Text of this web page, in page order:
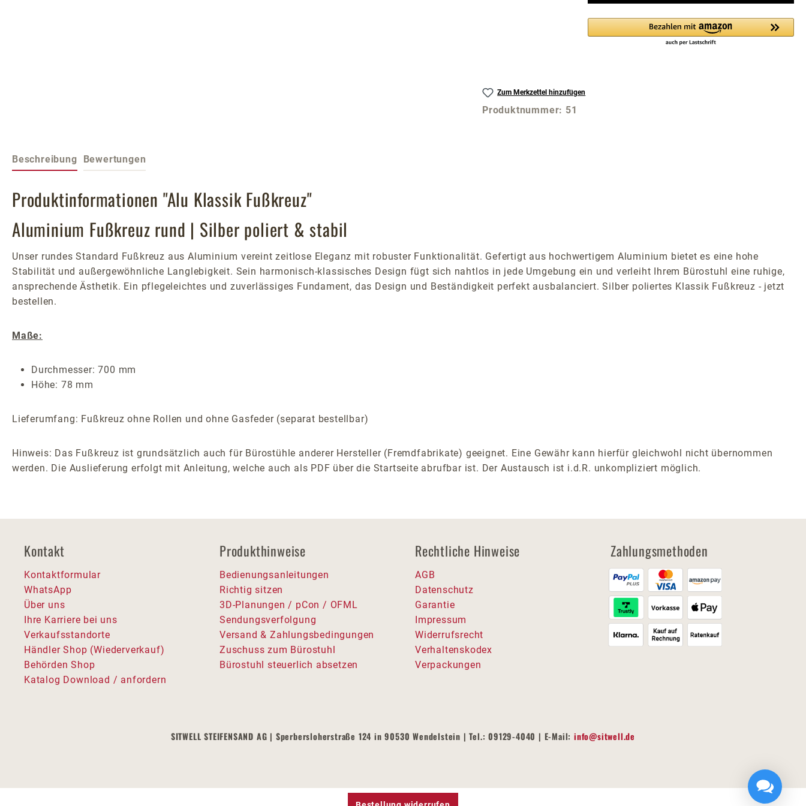
Zum Merkzettel hinzufügen
Produktnummer: 51
Beschreibung Bewertungen
Produktinformationen "Alu Klassik Fußkreuz"
Aluminium Fußkreuz rund | Silber poliert & stabil
Unser rundes Standard Fußkreuz aus Aluminium vereint zeitlose Eleganz mit robuster Funktionalität. Gefertigt aus hochwertigem Aluminium bietet es eine hohe
Stabilität und außergewöhnliche Langlebigkeit. Sein harmonisch-klassisches Design fügt sich nahtlos in jede Umgebung ein und verleiht Ihrem Bürostuhl eine ruhige,
ansprechende Ästhetik. Ein pflegeleichtes und zuverlässiges Fundament, das Design und Beständigkeit perfekt ausbalanciert. Silber poliertes Klassik Fußkreuz - jetzt
bestellen.
Maße:
Durchmesser: 700 mm
Höhe: 78 mm
Lieferumfang: Fußkreuz ohne Rollen und ohne Gasfeder (separat bestellbar)
Hinweis: Das Fußkreuz ist grundsätzlich auch für Bürostühle anderer Hersteller (Fremdfabrikate) geeignet. Eine Gewähr kann hierfür gleichwohl nicht übernommen
werden. Die Auslieferung erfolgt mit Anleitung, welche auch als PDF über die Startseite abrufbar ist. Der Austausch ist i.d.R. unkompliziert möglich.
Kontakt
Kontaktformular
WhatsApp
Über uns
Ihre Karriere bei uns
Verkaufsstandorte
Händler Shop (Wiederverkauf)
Behörden Shop
Katalog Download / anfordern
Produkthinweise
Bedienungsanleitungen
Richtig sitzen
3D-Planungen / pCon / OFML
Sendungsverfolgung
Versand & Zahlungsbedingungen
Zuschuss zum Bürostuhl
Bürostuhl steuerlich absetzen
Rechtliche Hinweise
AGB
Datenschutz
Garantie
Impressum
Widerrufsrecht
Verhaltenskodex
Verpackungen
Zahlungsmethoden
SITWELL STEIFENSAND AG | Sperbersloherstraße 124 in 90530 Wendelstein | Tel.: 09129-4040 | E-Mail:info@sitwell.de